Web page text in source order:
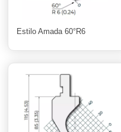
Estilo Amada 60°R6